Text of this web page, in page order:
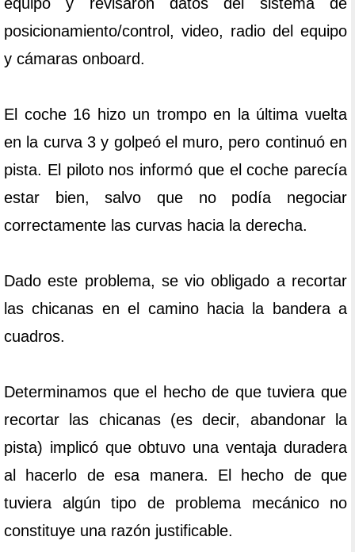
posicionamiento/control, video, radio del equipo
y cámaras onboard.
El coche 16 hizo un trompo en la última vuelta
en la curva 3 y golpeó el muro, pero continuó en
pista. El piloto nos informó que el coche parecía
estar bien, salvo que no podía negociar
correctamente las curvas hacia la derecha.
Dado este problema, se vio obligado a recortar
las chicanas en el camino hacia la bandera a
cuadros.
Determinamos que el hecho de que tuviera que
recortar las chicanas (es decir, abandonar la
pista) implicó que obtuvo una ventaja duradera
al hacerlo de esa manera. El hecho de que
tuviera algún tipo de problema mecánico no
constituye una razón justificable.